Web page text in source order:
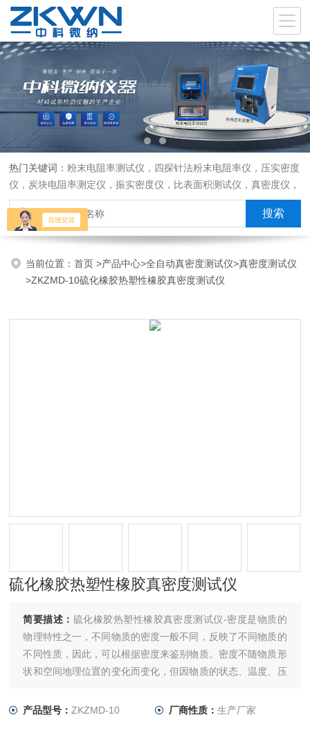
热门关键词：粉末电阻率测试仪，四探针法粉末电阻率仪，压实密度
仪，炭块电阻率测定仪，振实密度仪，比表面积测试仪，真密度仪，
炭块热膨胀仪，炭块透气率仪，炭块二氧化碳反应测定仪
当前位置：首页>产品中心>全自动真密度测试仪>真密度测试仪
>ZKZMD-10硫化橡胶热塑性橡胶真密度测试仪
硫化橡胶热塑性橡胶真密度测试仪
简要描述： 硫化橡胶热塑性橡胶真密度测试仪-密度是物质的
物理特性之一，不同物质的密度一般不同，反映了不同物质的
不同性质，因此，可以根据密度来鉴别物质。密度不随物质形
状和空间地理位置的变化而变化，但因物质的状态、温度、压
同；蒸汽锅炉中，同样是水蒸汽，因压强不同，蒸汽密度也不
产品型号：ZKZMD-10 厂商性质： 生产厂家